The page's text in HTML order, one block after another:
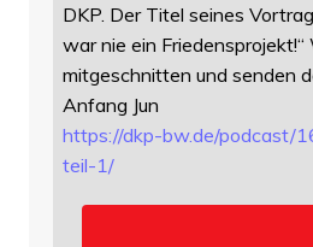
DKP. Der Titel seines
war nie ein Friedensprojekt!“
mitgeschnitten und senden
Anfang Jun
https://dkp-bw.de/podcast/
teil-1/